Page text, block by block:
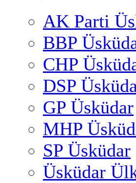
AK Parti
BBP
CHP
DSP
GP Üsküdar
MHP
SP Üsküdar
Üsküdar